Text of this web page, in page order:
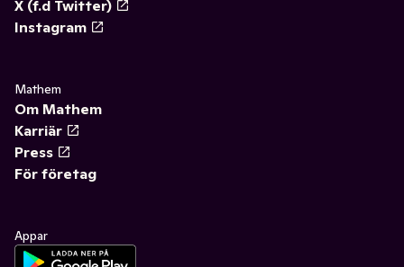
X (f.d Twitter)
Instagram
Mathem
Om Mathem
Karriär
Press
För företag
Appar